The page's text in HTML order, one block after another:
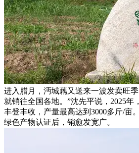
进入腊月，沔城藕又送来一波发卖旺
就销往全国各地。”沈先平说，2025年
丰登丰收，产量最高达到3000多斤/亩
绿色产物认证后，销愈发宽广。